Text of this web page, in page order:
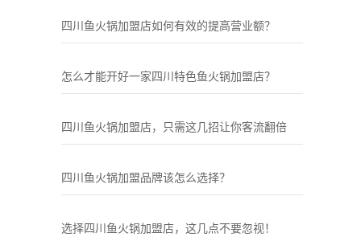
四川鱼火锅加盟店如何有效的提高营业额？
怎么才能开好一家四川特色鱼火锅加盟店？
四川鱼火锅加盟店，只需这几招让你客流翻倍
四川鱼火锅加盟品牌该怎么选择？
选择四川鱼火锅加盟店，这几点不要忽视！